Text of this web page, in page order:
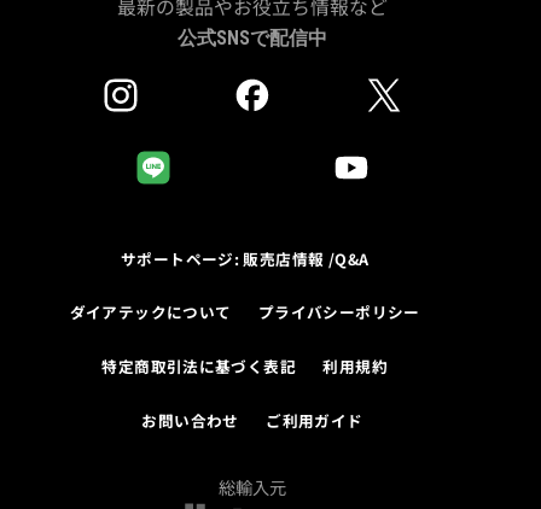
最新の製品やお役立ち情報など
公式SNSで配信中
サポートページ: 販売店情報 /Q&A
ダイアテックについて プライバシーポリシー
特定商取引法に基づく表記 利用規約
お問い合わせ ご利用ガイド
総輸入元